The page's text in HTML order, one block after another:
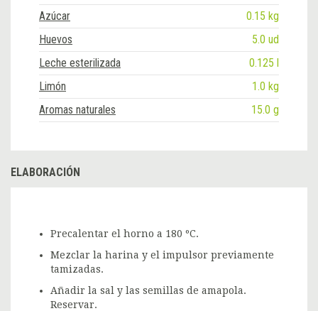
Azúcar
0.15 kg
Huevos
5.0 ud
Leche esterilizada
0.125 l
Limón
1.0 kg
Aromas naturales
15.0 g
ELABORACIÓN
Precalentar el horno a 180 ºC.
Mezclar la harina y el impulsor previamente
tamizadas.
Añadir la sal y las semillas de amapola.
Reservar.